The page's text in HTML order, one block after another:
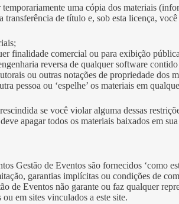
uma cópia dos materiais
transferência de título e, sob esta licença,
finalidade comercial ou para exibição
reversa de qualquer software
ou outras notações de propriedade dos
pessoa ou ‘espelhe’ os materiais em
se você violar alguma dessas
apagar todos os materiais baixados em
Gestão de Eventos são fornecidos ‘como
garantias implícitas ou condições de
de Eventos não garante ou faz qualquer
em sites vinculados a este site.